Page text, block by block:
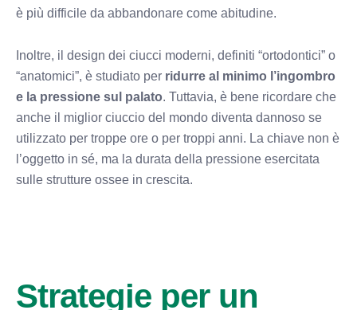
è più difficile da abbandonare come abitudine.
Inoltre, il design dei ciucci moderni, definiti “ortodontici” o
“anatomici”, è studiato per ridurre al minimo l’ingombro
e la pressione sul palato. Tuttavia, è bene ricordare che
anche il miglior ciuccio del mondo diventa dannoso se
utilizzato per troppe ore o per troppi anni. La chiave non è
l’oggetto in sé, ma la durata della pressione esercitata
sulle strutture ossee in crescita.
Strategie per un